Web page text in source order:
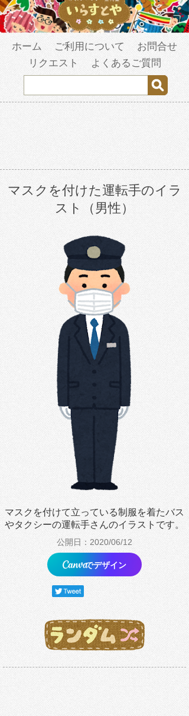
ホーム ご利用について
お問合せ
リクエスト
よくあるご質問
マスクを付けた運転手のイラ
スト（男性）
マスクを付けて立っている制服を着たバス
やタクシーの運転手さんのイラストです。
公開日：2020/06/12
でデザイン